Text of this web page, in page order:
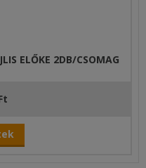
ELŐKE 2DB/CSOMAG